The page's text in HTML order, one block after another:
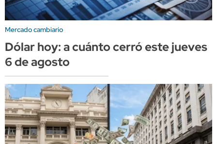
Mercado cambiario
Dólar hoy: a cuánto cerró este jueves
6 de agosto